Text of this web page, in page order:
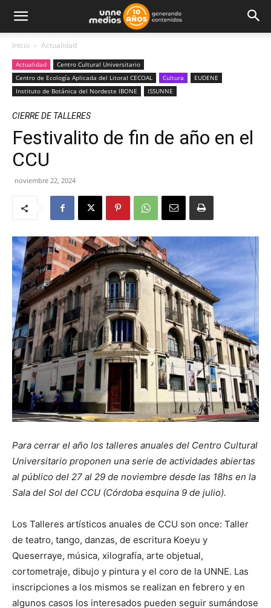
Inicio Actualidad
Actualidad
Centro Cultural Universitario
Centro de Ecología Aplicada del Litoral CECOAL
Cultura
EUDENE
Instituto de Botánica del Nordeste IBONE
ISSUNNE
CIERRE DE TALLERES
Festivalito de fin de año en el
CCU
noviembre 22, 2024
Para cerrar el año los talleres anuales del Centro Cultural
Universitario proponen una serie de actividades abiertas
al público del 27 al 29 de noviembre desde las 18hs en la
Sala del Sol del CCU (Córdoba esquina 9 de julio).
Los Talleres artísticos anuales de CCU son once: Taller
de teatro, tango, danzas, de escritura Koeyu y
Queserraye, música, xilografía, arte objetual,
cortometraje, dibujo y pintura y el coro de la UNNE. Las
inscripciones a los mismos se realizan en febrero y en
algunos casos los interesados pueden seguir sumándose